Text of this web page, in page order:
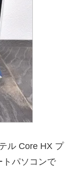
ル Core HX プ
トパソコンで